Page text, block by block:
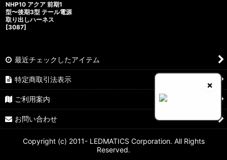
×
NHP10 アクア 前期1
型〜後期3型 テール電源
取り出しハーネス
[3087]
最近チェックしたアイテム
特定商取引法表示
ご利用案内
お問い合わせ
Copyright (c) 2011- LEDMATICS Corporation. All Rights
Reserved.